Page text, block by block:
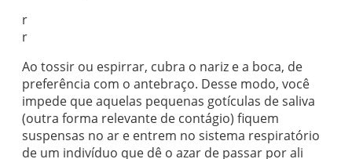
r
r
Ao tossir ou espirrar, cubra o nariz e a boca, de
preferência com o antebraço. Desse modo, você
impede que aquelas pequenas gotículas de saliva
(outra forma relevante de contágio) fiquem
suspensas no ar e entrem no sistema respiratório
de um indivíduo que dê o azar de passar por ali